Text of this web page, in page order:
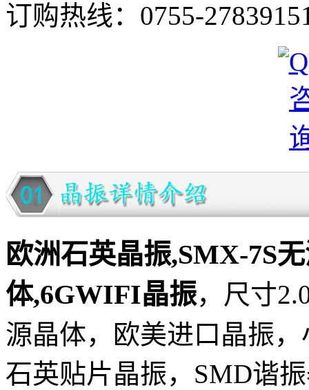
订购热线： 0755-
欧洲石英晶振,SMX-7S
体,6GWIFI晶振，尺寸
源晶体，欧美进口晶振
石英贴片晶振，SMD谐